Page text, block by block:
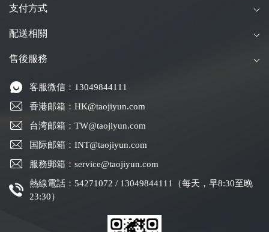
支付方式
配送相關
售後服務
客服微信：13049844111
香港邮箱：HK@taojiyun.com
台湾邮箱：TW@taojiyun.com
国际邮箱：INT@taojiyun.com
服務郵箱：service@taojiyun.com
熱線電話：54271072 / 13049844111（每天，早8:30至晚
23:30）